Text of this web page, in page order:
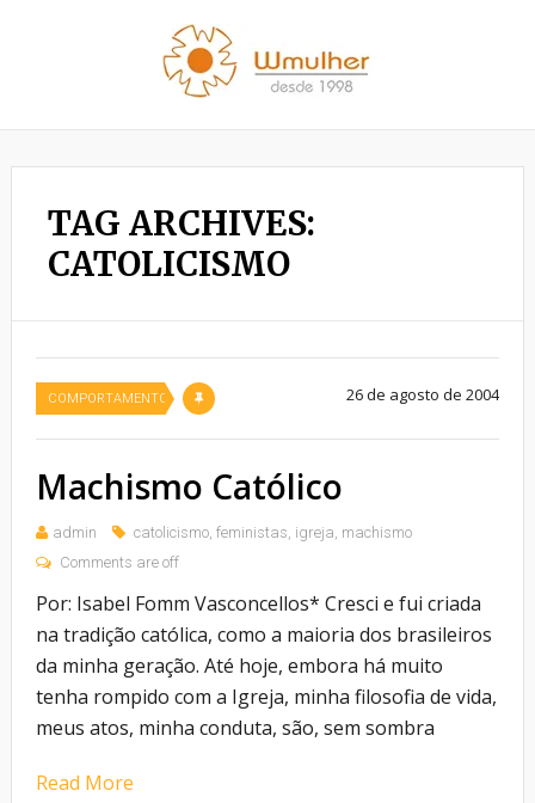
TAG ARCHIVES:
CATOLICISMO
COMPORTAMENTO 26 de agosto de 2004
Machismo Católico
admin catolicismo, feministas, igreja, machismo
Comments are off
Por: Isabel Fomm Vasconcellos* Cresci e fui criada
na tradição católica, como a maioria dos brasileiros
da minha geração. Até hoje, embora há muito
tenha rompido com a Igreja, minha filosofia de vida,
meus atos, minha conduta, são, sem sombra
Read More